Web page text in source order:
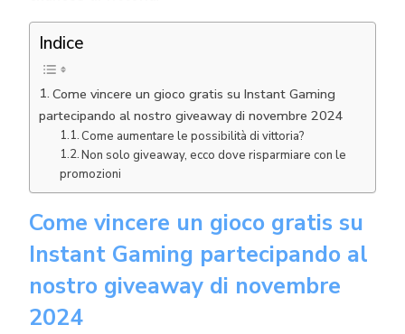
Indice
Come vincere un gioco gratis su Instant Gaming
partecipando al nostro giveaway di novembre 2024
Come aumentare le possibilità di vittoria?
Non solo giveaway, ecco dove risparmiare con le
promozioni
Come vincere un gioco gratis su
Instant Gaming partecipando al
nostro giveaway di novembre
2024